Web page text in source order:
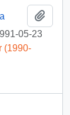
05-23
(1990-